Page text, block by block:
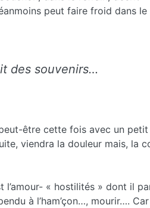
peut faire froid dans le
des souvenirs…
peut-être cette fois avec un
viendra la douleur mais, la
« hostilités » dont il
à l’ham’çon…, mourir….